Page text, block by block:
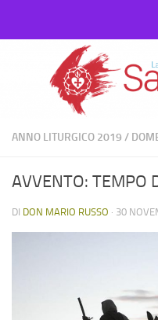
ANNO LITURGICO 2019 /
AVVENTO: TEMPO
DI DON MARIO RUSSO · 30